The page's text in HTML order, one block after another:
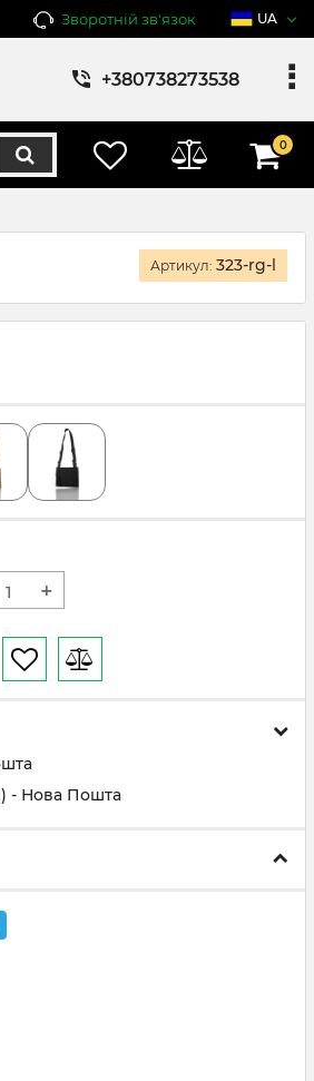
Зворотній зв'язок UA
+380738273538
0
Артикул: 323-rg-l
+
- Нова Пошта